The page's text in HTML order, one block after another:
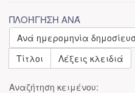
ΠΛΟΉΓΗΣΗ ΑΝΆ
Ανά ημερομηνία
Τίτλοι
Λέξεις κλειδιά
Αναζήτηση κειμένου: